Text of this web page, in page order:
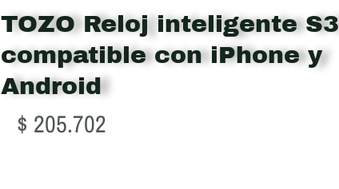
TOZO Reloj inteligente S3
compatible con iPhone y
Android
$ 205.702